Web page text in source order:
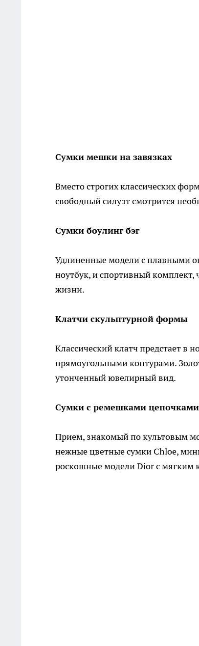
Сумки мешки на завязках
Вместо строгих классических
свободный силуэт смотрится
Сумки боулинг бэг
Удлиненные модели с плавными
ноутбук, и спортивный
жизни.
Клатчи скульптурной формы
Классический клатч предстает в
прямоугольными контурами.
утонченный ювелирный вид.
Сумки с ремешками цепочками
Прием, знакомый по культовым
нежные цветные сумки Chloe,
роскошные модели Dior с мягким